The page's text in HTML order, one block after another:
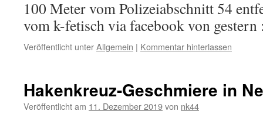
100 Meter vom Polizeiabschnitt 54
vom k-fetisch via facebook von
Veröffentlicht unterAllgemein | Kommentar hinterlassen
Hakenkreuz-Geschmiere in
Veröffentlicht am 11. Dezember 2019von nk44